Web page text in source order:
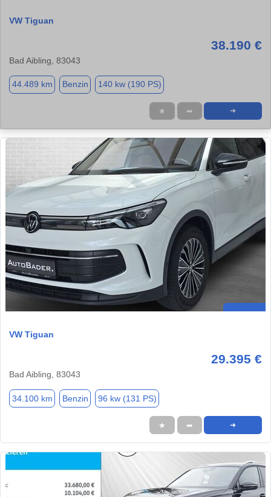
VW Tiguan
38.190 €
Bad Aibling, 83043
44.489 km Benzin 140 kw (190 PS)
★ ➦ ➜
VW Tiguan
29.395 €
Bad Aibling, 83043
34.100 km Benzin 96 kw (131 PS)
★ ➦ ➜